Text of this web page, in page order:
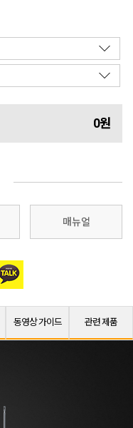
매뉴얼
0원
동영상 가이드 관련 제품